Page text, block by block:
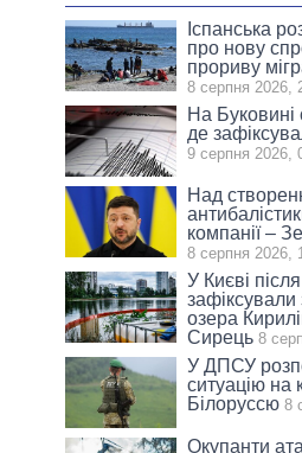
Іспанська
про нову
прориву
8 серпня 2026,
На Буковині
де
9 серпня 2026,
Над
компанії –
8 серпня 2026,
У Києві
озера
Сирець 8
У ДПСУ
ситуацію на
Білоруссю 8
Окупанти